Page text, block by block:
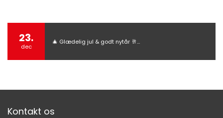
23.
dec
🎄 Glædelig jul & godt nytår 🥂…
Kontakt os